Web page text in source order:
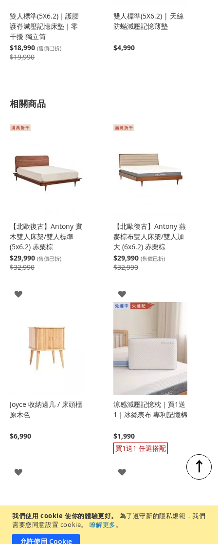
我們使用 cookie 使你的體驗更好。
為了遵守新的隱私規範，我們
需要您同意設置 cookie。
瞭解更多。
允許使用 Cookie
雙人標準(5X6.2)｜護腰
護脊減壓記憶床墊｜零
干擾 獨立筒
$18,990 (售價已折)
$19,990
雙人標準(5X6.2) | 天絲
防蟎減壓記憶薄墊
$4,990
相關商品
【北歐復古】Antony 實
木雙人床架/雙人標準
(5x6.2) 赤栗棕
$29,990 (售價已折)
$32,990
登
【北歐復古】Antony 燕
麥棕布雙人床架/雙人加
大 (6x6.2) 赤栗棕
$29,990 (售價已折)
$32,990
登
入
Joyce 收納邊几 / 床頭櫃
原木色
$6,990
登
涼感減壓記憶枕｜買1送
1｜冰絲表布 專利記憶棉
$1,990
買1送1 任選搭配
登
↑